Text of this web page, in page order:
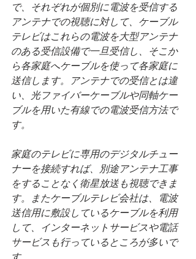
で、それぞれが個別に電波を受信する
アンテナでの視聴に対して、ケーブル
テレビはこれらの電波を大型アンテナ
のある受信設備で一旦受信し、そこか
ら各家庭へケーブルを使って各家庭に
送信します。アンテナでの受信とは違
い、光ファイバーケーブルや同軸ケー
ブルを用いた有線での電波受信方法で
す。
家庭のテレビに専用のデジタルチュー
ナーを接続すれば、別途アンテナ工事
をすることなく衛星放送も視聴できま
す。またケーブルテレビ会社は、電波
送信用に敷設しているケーブルを利用
して、インターネットサービスや電話
サービスも行っているところが多いで
す。